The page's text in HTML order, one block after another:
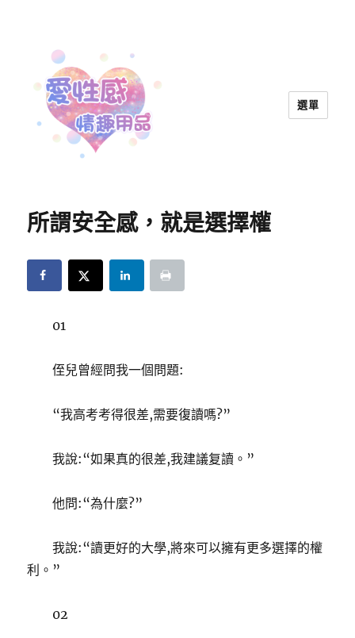
選單
所謂安全感，就是選擇權
01
侄兒曾經問我一個問題:
“我高考考得很差,需要復讀嗎?”
我說:“如果真的很差,我建議复讀。”
他問:“為什麼?”
我說:“讀更好的大學,將來可以擁有更多選擇的權
利。”
02